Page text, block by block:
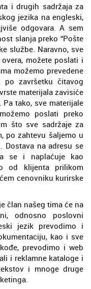
i drugih sadržaja za
jezika na engleski,
odgovara. A sem
slanja preko “Pošte
službe. Naravno, sve
možete poslati i
možemo prevedene
završetku čitavog
materijala zavisiće
tako, sve materijale
poslati preko
što sve sadržaje za
po zahtevu šaljemo u
Dostava na adresu se
se i naplaćuje kao
od klijenta prilikom
cenovniku kurirske
član našeg tima će na
odnosno poslovni
jezik prevodimo i
kao i sve
prevodimo i web
i reklamne kataloge i
i mnoge druge